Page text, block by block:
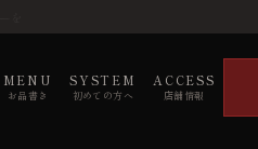
MENU
お品書き
SYSTEM
初めての方へ
ACCESS
店舗情報
を